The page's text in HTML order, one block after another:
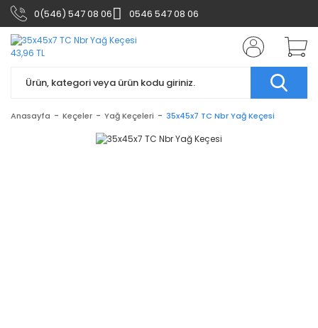
0(546) 547 08 06 0546 547 08 06
Anasayfa Keçeler Yağ Keçeleri 35x45x7 TC Nbr Yağ Keçesi